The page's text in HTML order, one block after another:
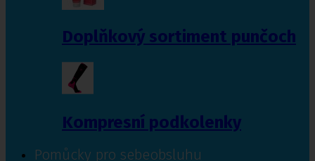
Doplňkový sortiment punčoch
Kompresní podkolenky
Pomůcky pro sebeobsluhu